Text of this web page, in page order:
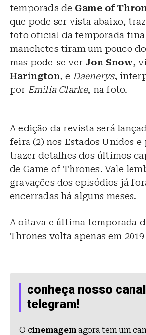
temporada de Game of
que pode ser vista abaixo,
foto oficial da temporada
manchetes tiram um pouco
mas pode-se ver Jon Snow,
Harington, e Daenerys,
por Emilia Clarke, na foto.
A edição da revista será
feira (2) nos Estados Unidos e
trazer detalhes dos últimos
de Game of Thrones. Vale
gravações dos episódios já
encerradas há alguns meses.
A oitava e última temporada
Thrones volta apenas em 2019
conheça nosso
telegram!
O cinemagem agora tem um